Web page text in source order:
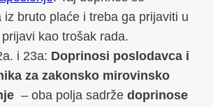
iz bruto plaće i treba ga prijaviti u
kao trošak rada.
i 23a: Doprinosi poslodavca i
za zakonsko mirovinsko
– oba polja sadrže doprinose